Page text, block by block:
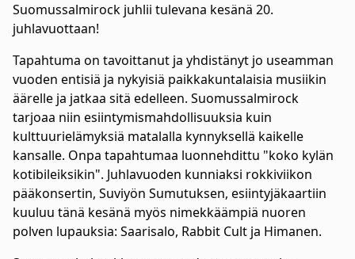
Suomussalmirock juhlii tulevana kesänä 20.
juhlavuottaan!
Tapahtuma on tavoittanut ja yhdistänyt jo useamman
vuoden entisiä ja nykyisiä paikkakuntalaisia musiikin
äärelle ja jatkaa sitä edelleen. Suomussalmirock
tarjoaa niin esiintymismahdollisuuksia kuin
kulttuurielämyksiä matalalla kynnyksellä kaikelle
kansalle. Onpa tapahtumaa luonnehdittu "koko kylän
kotibileiksikin". Juhlavuoden kunniaksi rokkiviikon
pääkonsertin, Suviyön Sumutuksen, esiintyjäkaartiin
kuuluu tänä kesänä myös nimekkäämpiä nuoren
polven lupauksia: Saarisalo, Rabbit Cult ja Himanen.